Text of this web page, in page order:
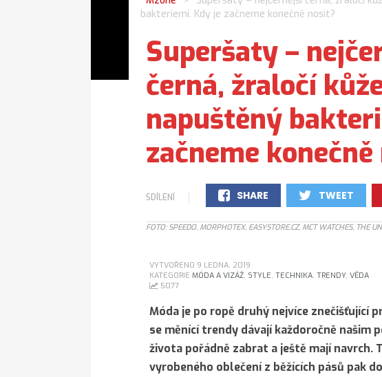
bakteriemi. Kdy je začneme konečně nosit?
Superšaty –
černá, žraločí
napuštěný
začneme
SDÍLENÍ
SHARE
0
TWEET
0
FOTO: SPEEDO, MORPHOTEX, EASYSTORE.CZ, MCT WATCHES, THE
VYTVOŘENO 9 LEDNA, 2019
KATEGORIE MÓDA A VIZÁŽ, STYLE, TECHNIKA, TRENDY, VĚDA
5077
Móda je po ropě druhý nejvíce znečišťující
se měnící trendy dávají každoročně našim
života pořádně zabrat a ještě mají navrch.
vyrobeného oblečení z běžících pásů pak